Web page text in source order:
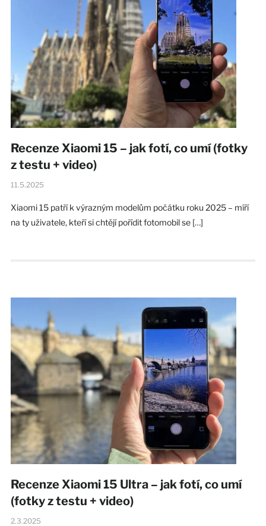
Recenze Xiaomi 15 – jak fotí, co umí (fotky
z testu + video)
11.5.2025
Xiaomi 15 patří k výrazným modelům počátku roku 2025 – míří
na ty uživatele, kteří si chtějí pořídit fotomobil se […]
Recenze Xiaomi 15 Ultra – jak fotí, co umí
(fotky z testu + video)
2.3.2025